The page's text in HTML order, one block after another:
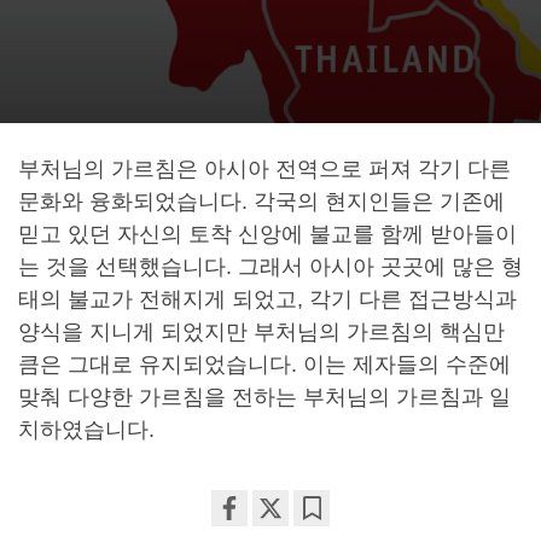
부처님의 가르침은 아시아 전역으로 퍼져 각기 다른
문화와 융화되었습니다. 각국의 현지인들은 기존에
믿고 있던 자신의 토착 신앙에 불교를 함께 받아들이
는 것을 선택했습니다. 그래서 아시아 곳곳에 많은 형
태의 불교가 전해지게 되었고, 각기 다른 접근방식과
양식을 지니게 되었지만 부처님의 가르침의 핵심만
큼은 그대로 유지되었습니다. 이는 제자들의 수준에
맞춰 다양한 가르침을 전하는 부처님의 가르침과 일
치하였습니다.